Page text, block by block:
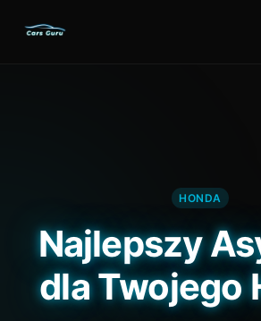
HONDA
Najlepszy
dla Twojego